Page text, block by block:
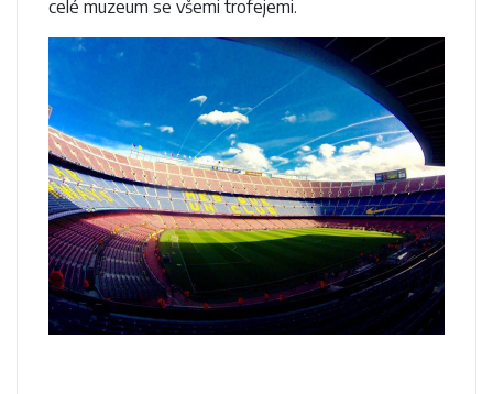
celé muzeum se všemi trofejemi.